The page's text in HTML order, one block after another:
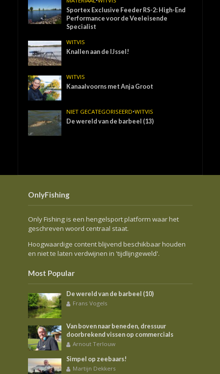
Sportex Exclusive Feeder RS-2: High-End
Performance voor de Veeleisende
Specialist
WITVIS
Knallen aan de IJssel!
WITVIS
Kanaalvoorns met Anja Groot
NIET GECATEGORISEERD•WITVIS
De wereld van de barbeel (13)
OnlyFishing
Only Fishing is een hengelsport platform waar het
geschreven woord centraal staat.
Hoogwaardige content blijvend beschikbaar houden
en niet te laten verdwijnen in 'tijdlijngeweld'.
Most Popular
De wereld van de barbeel (10)
Frans Vogels
Van boven naar beneden, dressuur
doorbrekend vissen op commercials
Arnout Terlouw
Simpel op zeebaars!
Martijn Dekkers